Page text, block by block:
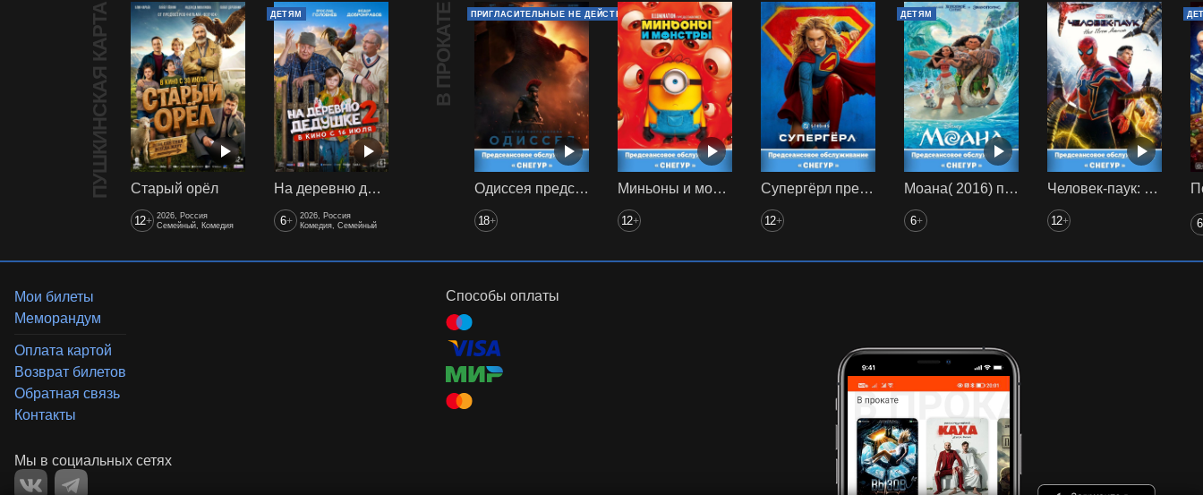
ПУШКИНСКАЯ КАРТА Старый орёл
12+ 2026, Россия
Семейный, Комедия
ДЕТЯМ
На деревню дедушке 2
6+
2026, Россия
Комедия, Семейный
В ПРОКАТЕ ПРИГЛАСИТЕЛЬНЫЕ НЕ ДЕЙСТВУЮТ
Одиссея предс. обсл. Снегур
18+
Миньоны и монстры предс. обсл. Снегур
12+
Супергёрл предс. обсл. Снегур
12+
ДЕТЯМ
Моана( 2016) предс. обсл. Снегур
6+
Человек-паук: Нет пути домой (2021) предс. обсл. Снегур
12+ 6
Мои билеты
Меморандум
Оплата картой
Возврат билетов
Обратная связь
Контакты
Способы оплаты